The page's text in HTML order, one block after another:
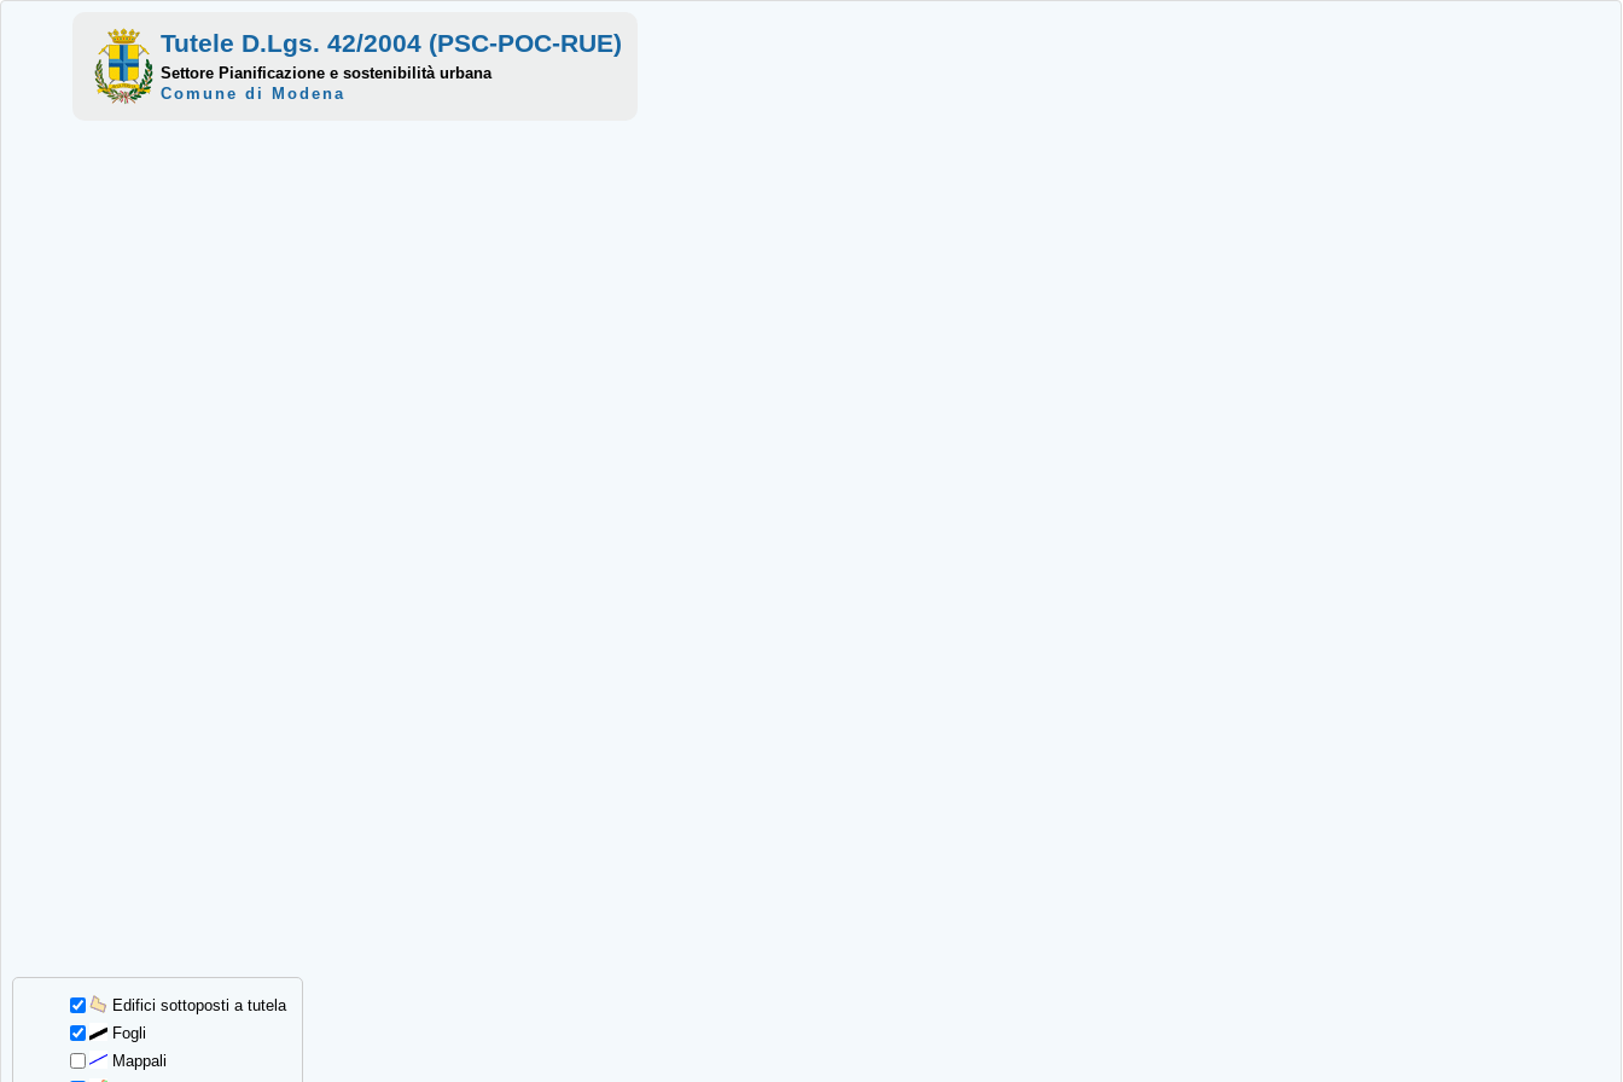
Edifici sottoposti a tutela
Fogli
Mappali
Tutele D.Lgs. 42/2004 (PSC-POC-RUE)
Settore Pianificazione e sostenibilità urbana
Comune di Modena